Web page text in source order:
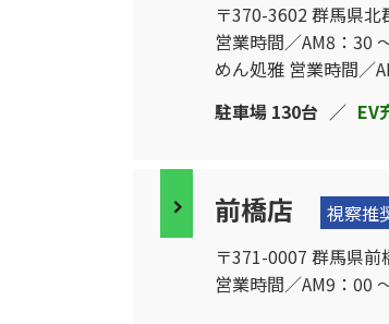
〒370-3602 群馬県
営業時間／AM8：30
めん処雅 営業時間／
駐車場 130台 ／ EV
前橋店
視察推
〒371-0007 群馬県
営業時間／AM9：00